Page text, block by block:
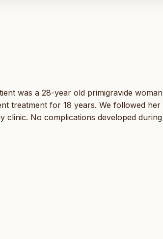
was a 28-year old primigravide woman
treatment for 18 years. We followed her
No complications developed during